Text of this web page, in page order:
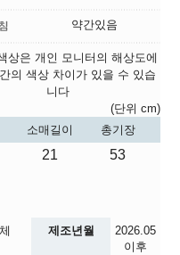
약간있음
상은 개인 모니터의 해상도에
의 색상 차이가 있을 수 있습
니다
(단위 cm)
소매길이
총기장
21 53
제조년월
2026.05
이후